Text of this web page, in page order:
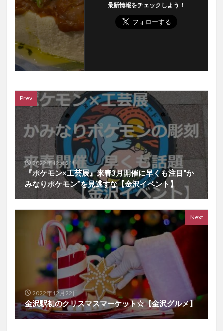
最新情報をチェックしよう！
Prev
2022年12月21日
『ポケモン×工芸展』来春3月開催に早くも注目“か
みなりポケモン”を見逃すな【金沢イベント】
Next
2022年12月22日
金沢駅初のクリスマスマーケット☆【金沢グルメ】